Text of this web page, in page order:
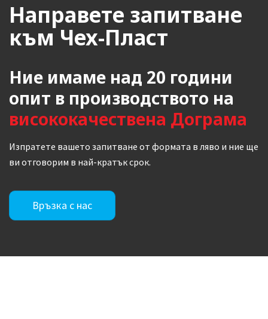
Направете запитване
към Чех-Пласт
Ние имаме над 20 години
опит в производството на
висококачествена Дограма
Изпратете вашето запитване от формата в ляво и ние ще
ви отговорим в най-кратък срок.
Връзка с нас